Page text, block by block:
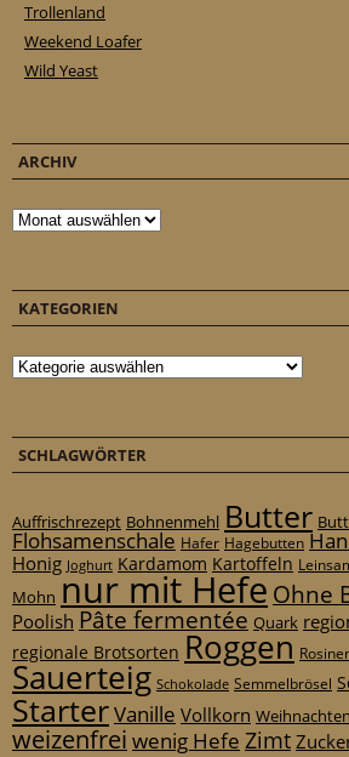
Trollenland
Weekend Loafer
Wild Yeast
ARCHIV
Archiv
KATEGORIEN
Kategorien
SCHLAGWÖRTER
Auffrischrezept Bohnenmehl Butter
Flohsamenschale Hafer Hagebutten
Honig Joghurt Kardamom Kartoffeln
Mohn nur mit Hefe Ohne
Poolish Pâte fermentée Quark
regionale Brotsorten Roggen
Sauerteig Schokolade Semmelbrösel
StarterVanille Vollkorn Weihnachten
weizenfrei wenig Hefe Zimt